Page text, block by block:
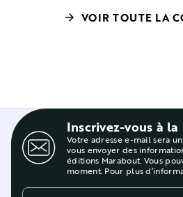
arrow_forward VOIR TOUTE LA
Inscrivez-vous à
Votre adresse e-mail sera
vous envoyer des
éditions Marabout. Vous
moment. Pour plus